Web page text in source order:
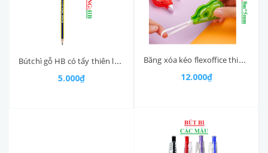
Bútchì gỗ HB có tẩy thiên long GP04
5.000₫
Băng xóa kéo flexoffice thiên long FOCT02 cuộn 8m*5mm
12.000₫